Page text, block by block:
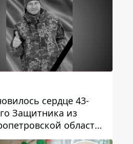
сердце 43-
Защитника из
области
Зинченко